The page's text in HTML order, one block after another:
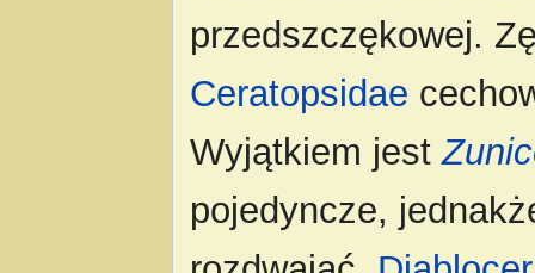
przedszczękowej.
Ceratopsidae
Wyjątkiem jest
pojedyncze,